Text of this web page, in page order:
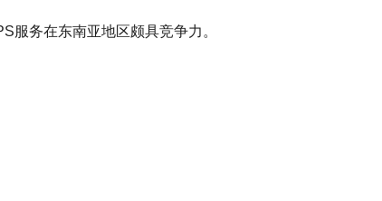
服务在东南亚地区颇具竞争力。